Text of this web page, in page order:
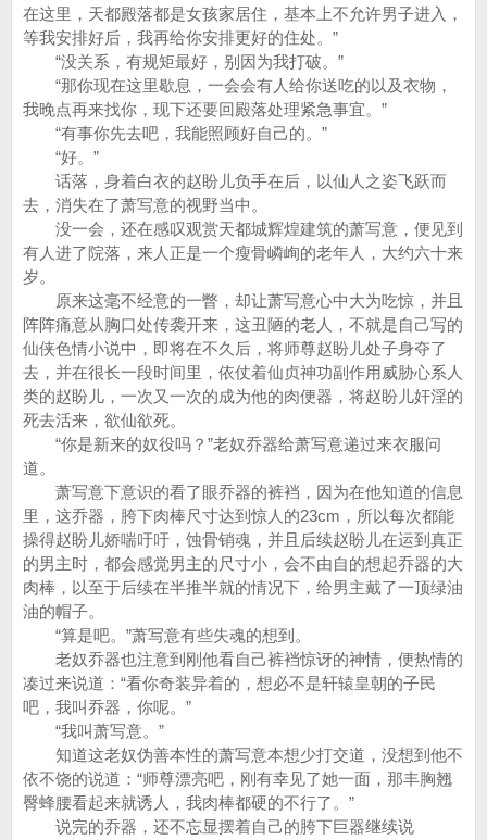
在这里，天都殿落都是女孩家居住，基本上不允许男子进入，
等我安排好后，我再给你安排更好的住处。”
“没关系，有规矩最好，别因为我打破。”
“那你现在这里歇息，一会会有人给你送吃的以及衣物，
我晚点再来找你，现下还要回殿落处理紧急事宜。”
“有事你先去吧，我能照顾好自己的。”
“好。”
话落，身着白衣的赵盼儿负手在后，以仙人之姿飞跃而
去，消失在了萧写意的视野当中。
没一会，还在感叹观赏天都城辉煌建筑的萧写意，便见到
有人进了院落，来人正是一个瘦骨嶙峋的老年人，大约六十来
岁。
原来这毫不经意的一瞥，却让萧写意心中大为吃惊，并且
阵阵痛意从胸口处传袭开来，这丑陋的老人，不就是自己写的
仙侠色情小说中，即将在不久后，将师尊赵盼儿处子身夺了
去，并在很长一段时间里，依仗着仙贞神功副作用威胁心系人
类的赵盼儿，一次又一次的成为他的肉便器，将赵盼儿奸淫的
死去活来，欲仙欲死。
“你是新来的奴役吗？”老奴乔器给萧写意递过来衣服问
道。
萧写意下意识的看了眼乔器的裤裆，因为在他知道的信息
里，这乔器，胯下肉棒尺寸达到惊人的23cm，所以每次都能
操得赵盼儿娇喘吁吁，蚀骨销魂，并且后续赵盼儿在运到真正
的男主时，都会感觉男主的尺寸小，会不由自的想起乔器的大
肉棒，以至于后续在半推半就的情况下，给男主戴了一顶绿油
油的帽子。
“算是吧。”萧写意有些失魂的想到。
老奴乔器也注意到刚他看自己裤裆惊讶的神情，便热情的
凑过来说道：“看你奇装异着的，想必不是轩辕皇朝的子民
吧，我叫乔器，你呢。”
“我叫萧写意。”
知道这老奴伪善本性的萧写意本想少打交道，没想到他不
依不饶的说道：“师尊漂亮吧，刚有幸见了她一面，那丰胸翘
臀蜂腰看起来就诱人，我肉棒都硬的不行了。”
说完的乔器，还不忘显摆着自己的胯下巨器继续说